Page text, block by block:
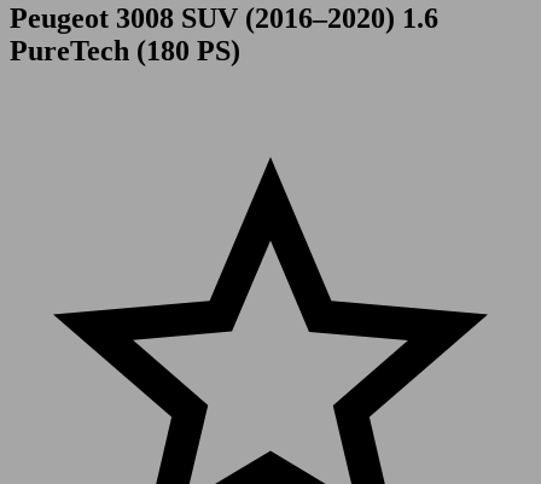
Peugeot 3008 SUV (2016–2020) 1.6
PureTech (180 PS)